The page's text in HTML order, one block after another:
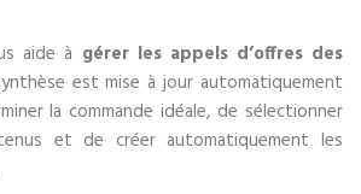
aide à gérer les appels d’offres des
est mise à jour automatiquement
la commande idéale, de sélectionner
et de créer automatiquement les